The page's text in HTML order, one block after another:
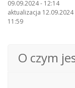
09.09.2024 - 12:14
aktualizacja 12.09.2024
11:59
O czym